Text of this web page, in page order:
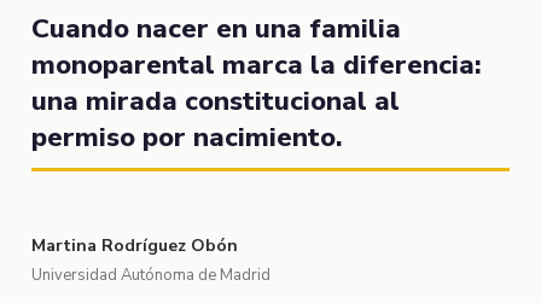
Cuando nacer en una familia
monoparental marca la diferencia:
una mirada constitucional al
permiso por nacimiento.
Martina Rodríguez Obón
Universidad Autónoma de Madrid